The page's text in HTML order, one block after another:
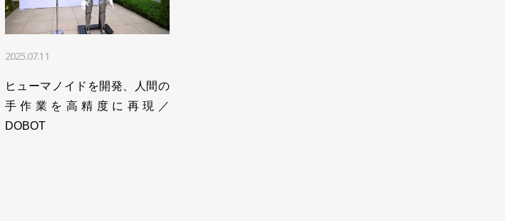
2025.07.11
ヒューマノイドを開発、人間の
手作業を高精度に再現／
DOBOT